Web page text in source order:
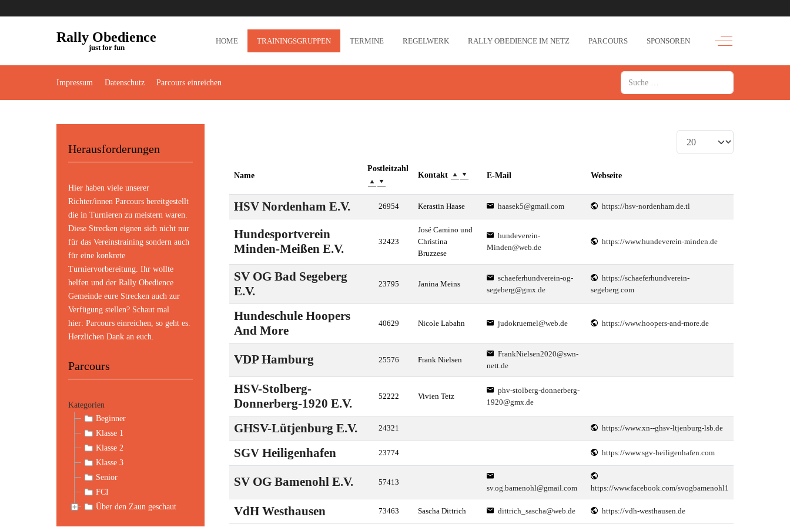
Rally Obedience
just for fun
HOME TRAININGSGRUPPEN TERMINE REGELWERK RALLY OBEDIENCE IM NETZ PARCOURS SPONSOREN Off-Canvas Toggle
Impressum Datenschutz Parcours einreichen
Suchen
Herausforderungen
Hier haben viele unserer
Richter/innen Parcours bereitgestellt
die in Turnieren zu meistern waren.
Diese Strecken eignen sich nicht nur
für das Vereinstraining sondern auch
für eine konkrete
Turniervorbereitung. Ihr wollte
helfen und der Rally Obedience
Gemeinde eure Strecken auch zur
Verfügung stellen? Schaut mal
hier: Parcours einreichen , so geht es.
Herzlichen Dank an euch.
Parcours
Kategorien
Beginner
Klasse 1
Klasse 2
Klasse 3
Senior
FCI
Über den Zaun geschaut
Anzeige #
Name
Postleitzahl
Kontakt E-Mail Webseite
HSV Nordenham E.V. 26954 Kerastin Haase haasek5@gmail.com https://hsv-nordenham.de.tl
Hundesportverein
Minden-Meißen E.V.
32423
José Camino und
Christina
Bruzzese
hundeverein-
Minden@web.de
https://www.hundeverein-minden.de
SV OG Bad Segeberg
E.V.
23795 Janina Meins
schaeferhundverein-og-
segeberg@gmx.de
https://schaeferhundverein-
segeberg.com
Hundeschule Hoopers
And More
40629 Nicole Labahn judokruemel@web.de https://www.hoopers-and-more.de
VDP Hamburg 25576 Frank Nielsen
FrankNielsen2020@swn-
nett.de
HSV-Stolberg-
Donnerberg-1920 E.V.
52222 Vivien Tetz
phv-stolberg-donnerberg-
1920@gmx.de
GHSV-Lütjenburg E.V. 24321 https://www.xn--ghsv-ltjenburg-lsb.de
SGV Heiligenhafen 23774 https://www.sgv-heiligenhafen.com
SV OG Bamenohl E.V. 57413
sv.og.bamenohl@gmail.com https://www.facebook.com/svogbamenohl1
VdH Westhausen 73463 Sascha Dittrich dittrich_sascha@web.de https://vdh-westhausen.de